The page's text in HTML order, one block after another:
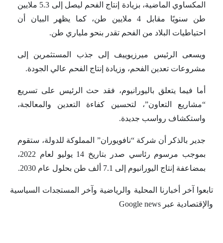
المكساوي الماضية، بزيادة إنتاج الفحم ليصل إلى 5.3 ملايين
طن سنويًا مقابل 4 ملايين طن، كما يظهر البيان أن
احتياطيات البلاد من الفحم تقدر بنحو ملياري طن.
ويسعى الرئيس ميرزيوييف إلى جذب المستثمرين إلى
مشروعات تعدين الفحم، وزيادة إنتاج الفحم عالي الجودة.
أما فيما يتعلق باليورانيوم، فقد حث الرئيس على تسريع
“مشاريع التعاون”، لتحسين كفاءة التعدين والمعالجة،
واستكشاف رواسب جديدة.
جدير بالذكر أن شركة “نافويوران” المملوكة للدولة، ستقوم
بموجب مرسوم رئاسي صدر بتاريخ 14 يوليو لعام 2022،
بمضاعفة إنتاج اليورانيوم إلى 7.1 ألف طن بحلول عام 2030.
تابعوا آخر أخبارنا المحلية والرياضية وآخر المستجدات السياسية
والإقتصادية عبر Google news